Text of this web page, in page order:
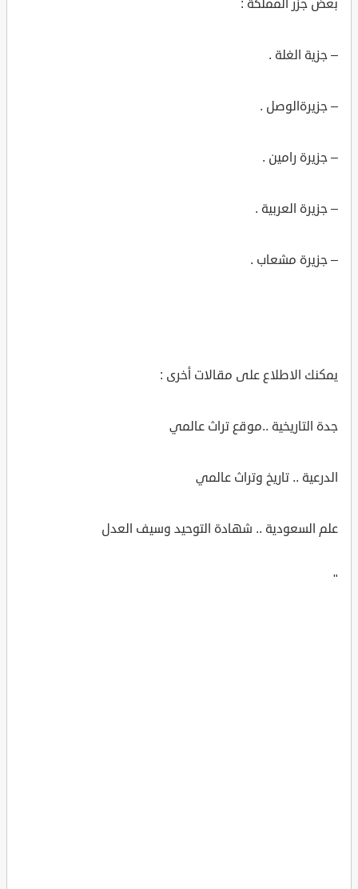
بعض جزر المملكة :
– جزية الغلة .
– جزيرةالوصل .
– جزيرة رامين .
– جزيرة العربية .
– جزيرة مشعاب .
يمكنك الاطلاع على مقالات أخرى :
جدة التاريخية ..موقع تراث عالمي
الدرعية .. تاريخ وتراث عالمي
علم السعودية .. شهادة التوحيد وسيف العدل
"